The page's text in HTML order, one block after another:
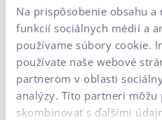
Na prispôsobenie obsahu
funkcií sociálnych médií a
používame súbory cookie.
používate naše webové
partnerom v oblasti
analýzy. Títo partneri
skombinovať s ďalšími